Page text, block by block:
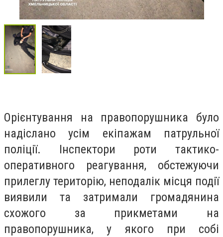
Орієнтування на правопорушника було
надіслано усім екіпажам патрульної
поліції. Інспектори роти тактико-
оперативного реагування, обстежуючи
прилеглу територію, неподалік місця події
виявили та затримали громадянина
схожого за прикметами на
правопорушника, у якого при собі